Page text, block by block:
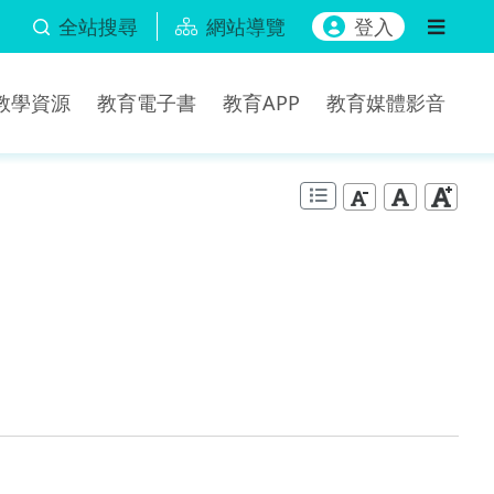
全站搜尋 網站導覽 登入
學資源 教育電子書 教育APP 教育媒體影音